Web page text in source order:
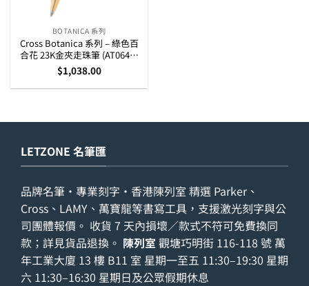
BOTANICA 系列
Cross Botanica 系列 – 綠色百
合花 23K金夾走珠筆 (AT0645-
4)
$1,038.00
LETZONE 名筆匯
品牌名筆・專業刻字・香港陳列室 精選 Parker、
Cross、LAMY、萬寶龍等書寫工具，支援激光刻字與公
司團體報價。 收貨 7 天內損壞／款式不符可免費換同
款；詳見貨品退換 。 陳列室 觀塘巧明街 116-118 號 萬
年工業大廈 13 樓 B11 室 星期一至五 11:30–19:30 星期
六 11:30–16:30 星期日及公眾假期休息